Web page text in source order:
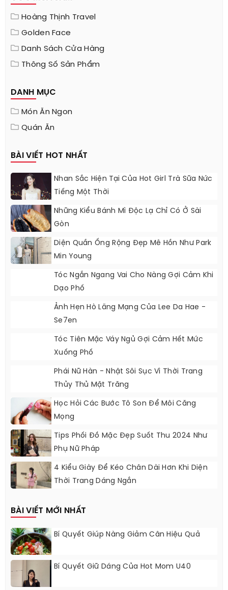
Hoàng Thịnh Travel
Golden Face
Danh Sách Cửa Hàng
Thông Số Sản Phẩm
DANH MỤC
Món Ăn Ngon
Quán Ăn
BÀI VIẾT HOT NHẤT
Nhan Sắc Hiện Tại Của Hot Girl Trà Sữa Nức
Tiếng Một Thời
Những Kiểu Bánh Mì Độc Lạ Chỉ Có Ở Sài
Gòn
Diện Quần Ống Rộng Đẹp Mê Hồn Như Park
Min Young
Tóc Ngắn Ngang Vai Cho Nàng Gợi Cảm Khi
Dạo Phố
Ảnh Hẹn Hò Lãng Mạng Của Lee Da Hae -
Se7en
Tóc Tiên Mặc Váy Ngủ Gợi Cảm Hết Mức
Xuống Phố
Phái Nữ Hàn - Nhật Sôi Sục Vì Thời Trang
Thủy Thủ Mặt Trăng
Học Hỏi Các Bước Tô Son Để Môi Căng
Mọng
Tips Phối Đồ Mặc Đẹp Suốt Thu 2024 Như
Phụ Nữ Pháp
4 Kiểu Giày Để Kéo Chân Dài Hơn Khi Diện
Thời Trang Dáng Ngắn
BÀI VIẾT MỚI NHẤT
Bí Quyết Giúp Nàng Giảm Cân Hiệu Quả
Bí Quyết Giữ Dáng Của Hot Mom U40